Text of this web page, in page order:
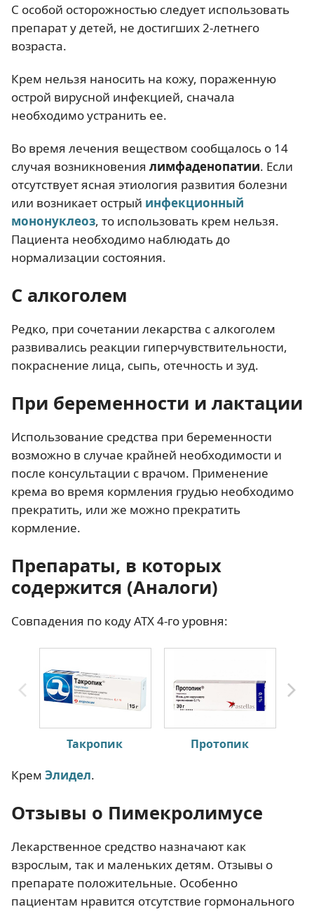
С особой осторожностью следует использовать
препарат у детей, не достигших 2-летнего
возраста.
Крем нельзя наносить на кожу, пораженную
острой вирусной инфекцией, сначала
необходимо устранить ее.
Во время лечения веществом сообщалось о 14
случая возникновения лимфаденопатии. Если
отсутствует ясная этиология развития болезни
или возникает острый инфекционный
мононуклеоз, то использовать крем нельзя.
Пациента необходимо наблюдать до
нормализации состояния.
С алкоголем
Редко, при сочетании лекарства с алкоголем
развивались реакции гиперчувствительности,
покраснение лица, сыпь, отечность и зуд.
При беременности и лактации
Использование средства при беременности
возможно в случае крайней необходимости и
после консультации с врачом. Применение
крема во время кормления грудью необходимо
прекратить, или же можно прекратить
кормление.
Препараты, в которых
содержится (Аналоги)
Совпадения по коду АТХ 4-го уровня:
Такропик Протопик
Крем Элидел.
Отзывы о Пимекролимусе
Лекарственное средство назначают как
взрослым, так и маленьких детям. Отзывы о
препарате положительные. Особенно
пациентам нравится отсутствие гормонального